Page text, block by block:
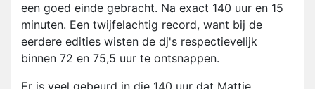
een goed einde gebracht. Na exact 140 uur en 15
minuten. Een twijfelachtig record, want bij de
eerdere edities wisten de dj's respectievelijk
binnen 72 en 75,5 uur te ontsnappen.